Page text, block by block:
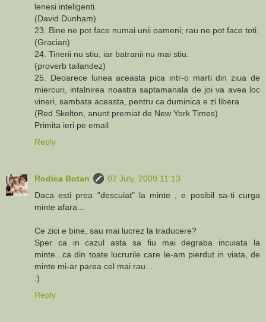
lenesi inteligenti.
(David Dunham)
23. Bine ne pot face numai unii oameni; rau ne pot face toti.
(Gracian)
24. Tinerii nu stiu, iar batranii nu mai stiu.
(proverb tailandez)
25. Deoarece lunea aceasta pica intr-o marti din ziua de
miercuri, intalnirea noastra saptamanala de joi va avea loc
vineri, sambata aceasta, pentru ca duminica e zi libera.
(Red Skelton, anunt premiat de New York Times)
Primita ieri pe email
Reply
Rodica Botan
02 July, 2009 11:13
Daca esti prea "descuiat" la minte , e posibil sa-ti curga
minte afara...
Ce zici e bine, sau mai lucrez la traducere?
Sper ca in cazul asta sa fiu mai degraba incuiata la
minte...ca din toate lucrurile care le-am pierdut in viata, de
minte mi-ar parea cel mai rau...
:)
Reply